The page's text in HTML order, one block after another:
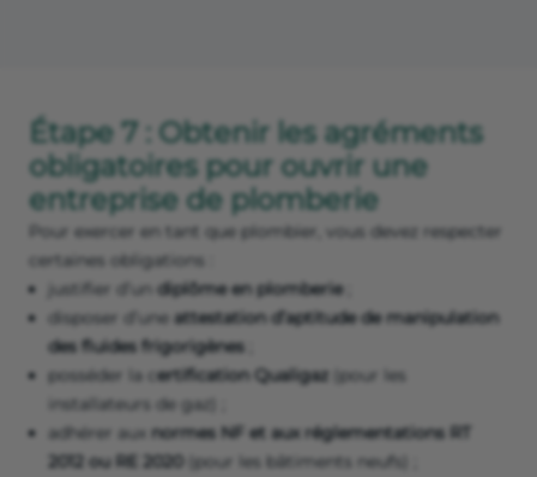
Étape 7 : Obtenir les agréments
obligatoires pour ouvrir une
entreprise de plomberie
Pour exercer en tant que plombier, vous devez respecter
certaines obligations :
justifier d’un diplôme en plomberie;
disposer d’une attestation d’aptitude de manipulation
des fluides frigorigènes
posséder la certification Qualigaz (pour les
installateurs de gaz) ;
adhérer aux normes NF et aux réglementations RT
2012 ou RE 2020
(pour les bâtiments neufs) ;